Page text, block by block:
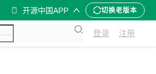
开源中国APP 切换老版本
登录 注册